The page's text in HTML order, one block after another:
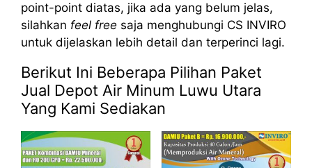
point-point diatas, jika ada yang belum jelas,
silahkan feel free saja menghubungi CS INVIRO
untuk dijelaskan lebih detail dan terperinci lagi.
Berikut Ini Beberapa Pilihan Paket
Jual Depot Air Minum Luwu Utara
Yang Kami Sediakan